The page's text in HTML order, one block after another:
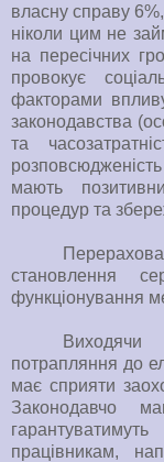
власну справу
ніколи цим не
на пересічних
провокує
факторами
законодавства
та
мають
процедур та
становлення
функціонування
Виходячи
потрапляння до
має сприяти
Законодавчо
працівникам,